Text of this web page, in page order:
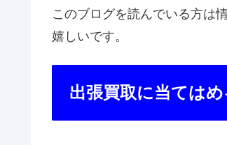
このブログを読んでいる方は
嬉しいです。
出張買取に当てはめ